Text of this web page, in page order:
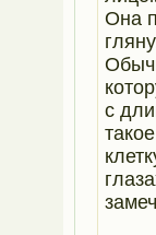
Она
с